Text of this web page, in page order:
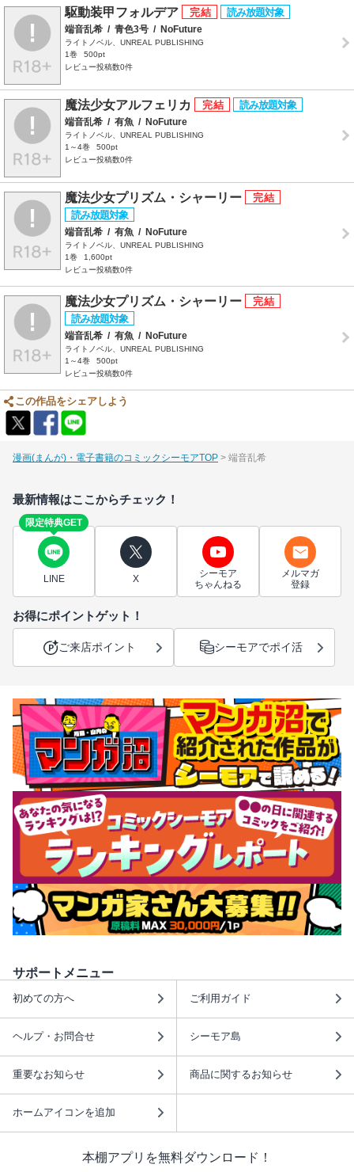
駆動装甲フォルデア
端音乱希 / 青色3号 / NoFuture
ライトノベル、UNREAL PUBLISHING
1巻
500pt
レビュー投稿数0件
魔法少女アルフェリカ
端音乱希 / 有魚 / NoFuture
ライトノベル、UNREAL PUBLISHING
1～4巻
500pt
レビュー投稿数0件
魔法少女プリズム・シャーリー
端音乱希 / 有魚 / NoFuture
ライトノベル、UNREAL PUBLISHING
1巻
1,600pt
レビュー投稿数0件
魔法少女プリズム・シャーリー
端音乱希 / 有魚 / NoFuture
ライトノベル、UNREAL PUBLISHING
1～4巻
500pt
レビュー投稿数0件
この作品をシェアしよう
漫画(まんが)・電子書籍のコミックシーモアTOP 端音乱希
最新情報はここからチェック！
限定特典GET
LINE X
シーモア
ちゃんねる
メルマガ
登録
お得にポイントゲット！
ご来店ポイント シーモアでポイ活
サポートメニュー
初めての方へ ご利用ガイド
ヘルプ・お問合せ シーモア島
重要なお知らせ 商品に関するお知らせ
ホームアイコンを追加
本棚アプリを無料ダウンロード！